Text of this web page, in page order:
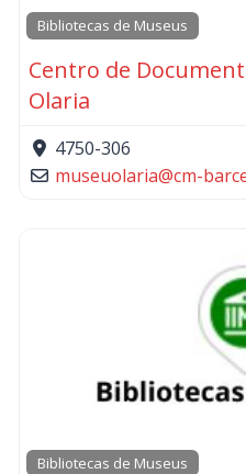
Bibliotecas de Museus
Centro de
Olaria
4750-306
museuolaria@cm-
Bibliotecas de Museus